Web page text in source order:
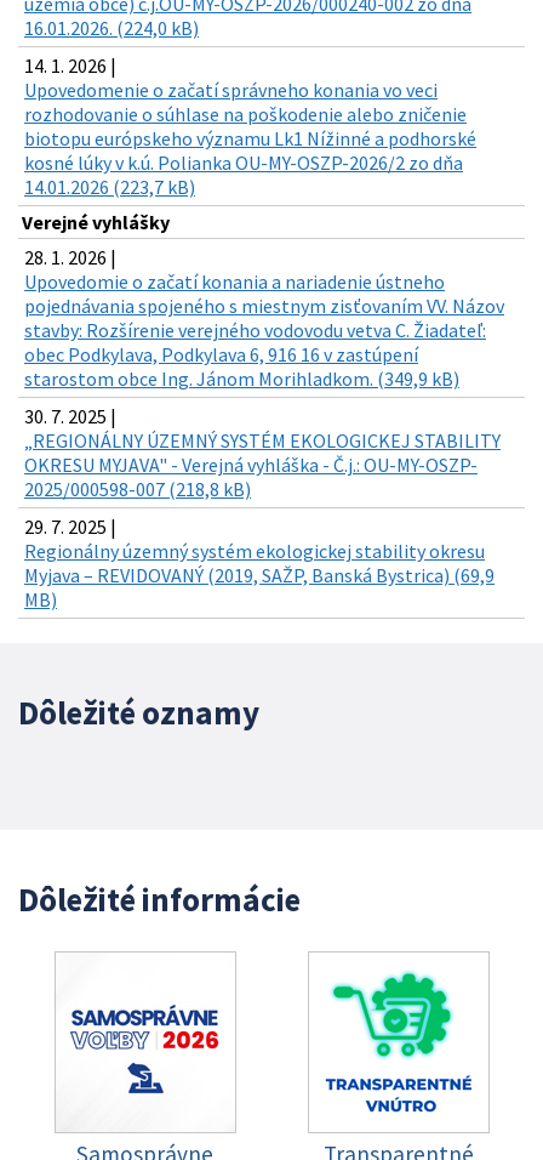
16.01.2026. (224,0 kB)
14. 1. 2026 |
Upovedomenie o začatí správneho konania vo veci
rozhodovanie o súhlase na poškodenie alebo zničenie
biotopu európskeho významu Lk1 Nížinné a podhorské
kosné lúky v k.ú. Polianka OU-MY-OSZP-2026/2 zo dňa
14.01.2026 (223,7 kB)
Verejné vyhlášky
28. 1. 2026 |
Upovedomie o začatí konania a nariadenie ústneho
pojednávania spojeného s miestnym zisťovaním VV. Názov
stavby: Rozšírenie verejného vodovodu vetva C. Žiadateľ:
obec Podkylava, Podkylava 6, 916 16 v zastúpení
starostom obce Ing. Jánom Morihladkom. (349,9 kB)
30. 7. 2025 |
„REGIONÁLNY ÚZEMNÝ SYSTÉM EKOLOGICKEJ STABILITY
OKRESU MYJAVA" - Verejná vyhláška - Č.j.: OU-MY-OSZP-
2025/000598-007 (218,8 kB)
29. 7. 2025 |
Regionálny územný systém ekologickej stability okresu
Myjava – REVIDOVANÝ (2019, SAŽP, Banská Bystrica) (69,9
MB)
Dôležité oznamy
Dôležité informácie
Samosprávne Transparentné